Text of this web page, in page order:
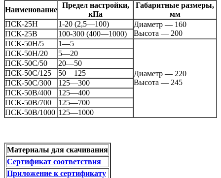
Наименование
Предел настройки,
кПа
Габаритные размеры,
мм
ПСК-25Н
1-20 (2,5—100)
Диаметр — 160
Высота — 200
ПСК-25В
100-300 (400—1000)
ПСК-50Н/5
1—5
Диаметр — 220
Высота — 245
ПСК-50Н/20
5—20
ПСК-50С/50
20—50
ПСК-50С/125
50—125
ПСК-50С/300
125—300
ПСК-50В/400
125—400
ПСК-50В/700
125—700
ПСК-50В/1000 125—1000
Материалы для скачивания
Сертификат соответствия
Приложение к сертификату